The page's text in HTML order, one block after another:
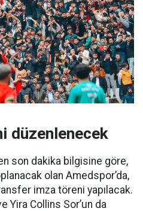
düzenlenecek
son dakika bilgisine göre,
olan Amedspor’da,
imza töreni yapılacak.
Yira Collins Sor’un da